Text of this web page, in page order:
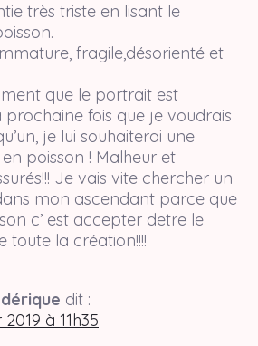
très triste en lisant le
fragile,désorienté et
que le portrait est
prochaine fois que je voudrais
je lui souhaiterai une
poisson ! Malheur et
Je vais vite chercher un
mon ascendant parce que
c’ est accepter detre le
toute la création!!!!
dit :
à 11h35